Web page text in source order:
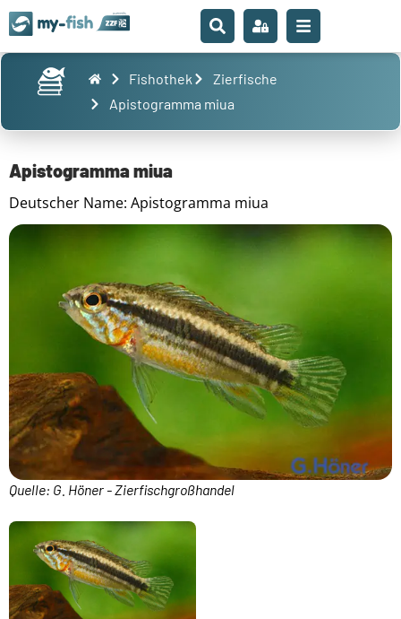
Fishothek
Zierfische
Apistogramma miua
Apistogramma miua
Deutscher Name: Apistogramma miua
Quelle: G. Höner - Zierfischgroßhandel